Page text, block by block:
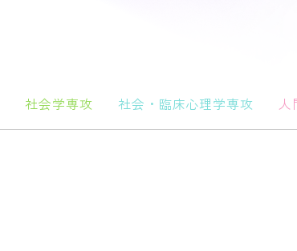
社会学専攻 社会・臨床心理学専攻 人